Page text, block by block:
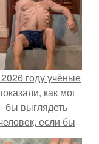
году учёные
как мог
бы выглядеть
если бы
его тело